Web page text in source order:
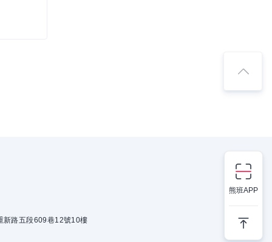
熊班APP
新路五段609巷12號10樓